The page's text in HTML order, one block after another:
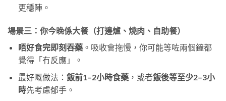
更穩陣。
場景三：你今晚係大餐（打邊爐、燒肉、自助餐）
唔好食完即刻吞藥。吸收會拖慢，你可能等咗兩個鐘都
覺得「冇反應」。
最好嘅做法： 飯前1–2小時食藥，或者飯後等至少2–3小
時先考慮郁手。